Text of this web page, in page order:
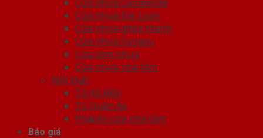
Cửa nhựa Đài Loan
Cửa nhựa ghép thanh
Cửa nhựa Sungyu
Cửa vòm nhựa
Cửa nhựa nhà tắm
Nội thất
Tủ Kệ Bếp
Tủ Quần Áo
Phụ kiện cửa nhà tắm
Báo giá